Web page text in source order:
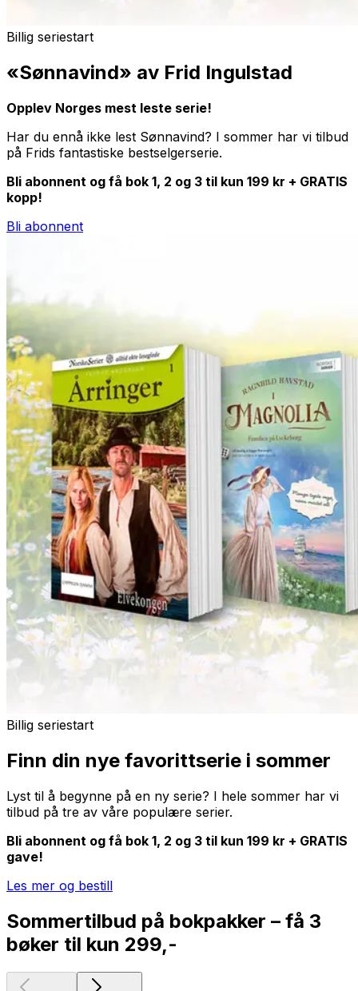
Billig seriestart
«Sønnavind» av Frid Ingulstad
Opplev Norges mest leste serie!
Har du ennå ikke lest Sønnavind? I sommer har vi tilbud
på Frids fantastiske bestselgerserie.
Bli abonnent og få bok 1, 2 og 3 til kun 199 kr + GRATIS
kopp!
Bli abonnent
Billig seriestart
Finn din nye favorittserie i sommer
Lyst til å begynne på en ny serie? I hele sommer har vi
tilbud på tre av våre populære serier.
Bli abonnent og få bok 1, 2 og 3 til kun 199 kr + GRATIS
gave!
Les mer og bestill
Sommertilbud på bokpakker – få 3
bøker til kun 299,-